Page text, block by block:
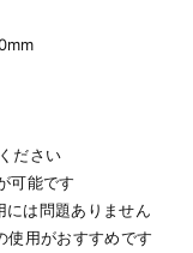
ださい
可能です
には問題ありません
使用がおすすめです